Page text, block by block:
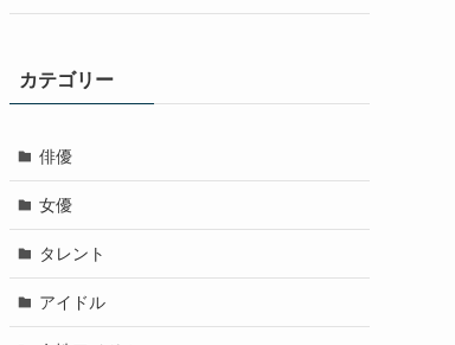
カテゴリー
俳優
女優
タレント
アイドル